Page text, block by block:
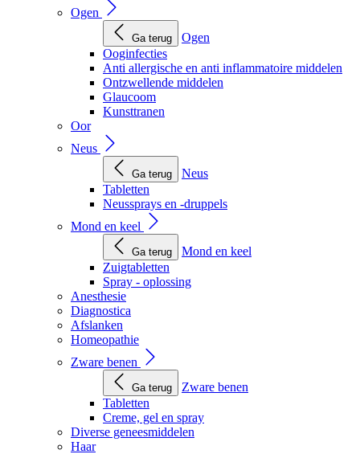
Ogen
Ga terug
Ogen
Ooginfecties
Anti allergische en anti inflammatoire middelen
Ontzwellende middelen
Glaucoom
Kunsttranen
Oor
Neus
Ga terug
Neus
Tabletten
Neussprays en -druppels
Mond en keel
Ga terug
Mond en keel
Zuigtabletten
Spray - oplossing
Anesthesie
Diagnostica
Afslanken
Homeopathie
Zware benen
Ga terug
Zware benen
Tabletten
Creme, gel en spray
Diverse geneesmiddelen
Haar